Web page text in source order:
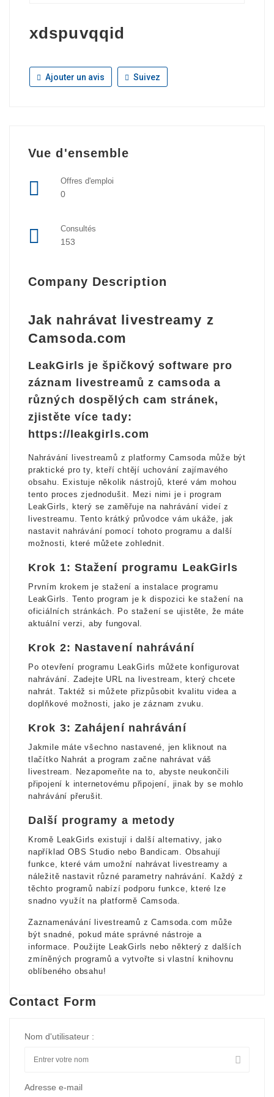
xdspuvqqid
Ajouter un avis Suivez
Vue d'ensemble
Offres d'emploi
0
Consultés
153
Company Description
Jak nahrávat livestreamy z
Camsoda.com
LeakGirls je špičkový software pro
záznam livestreamů z camsoda a
různých dospělých cam stránek,
zjistěte více tady:
https://leakgirls.com
Nahrávání livestreamů z platformy Camsoda může být
praktické pro ty, kteří chtějí uchování zajímavého
obsahu. Existuje několik nástrojů, které vám mohou
tento proces zjednodušit. Mezi nimi je i program
LeakGirls, který se zaměřuje na nahrávání videí z
livestreamu. Tento krátký průvodce vám ukáže, jak
nastavit nahrávání pomocí tohoto programu a další
možnosti, které můžete zohlednit.
Krok 1: Stažení programu LeakGirls
Prvním krokem je stažení a instalace programu
LeakGirls. Tento program je k dispozici ke stažení na
oficiálních stránkách. Po stažení se ujistěte, že máte
aktuální verzi, aby fungoval.
Krok 2: Nastavení nahrávání
Po otevření programu LeakGirls můžete konfigurovat
nahrávání. Zadejte URL na livestream, který chcete
nahrát. Taktéž si můžete přizpůsobit kvalitu videa a
doplňkové možnosti, jako je záznam zvuku.
Krok 3: Zahájení nahrávání
Jakmile máte všechno nastavené, jen kliknout na
tlačítko Nahrát a program začne nahrávat váš
livestream. Nezapomeňte na to, abyste neukončili
připojení k internetovému připojení, jinak by se mohlo
nahrávání přerušit.
Další programy a metody
Kromě LeakGirls existují i další alternativy, jako
například OBS Studio nebo Bandicam. Obsahují
funkce, které vám umožní nahrávat livestreamy a
náležitě nastavit různé parametry nahrávání. Každý z
těchto programů nabízí podporu funkce, které lze
snadno využít na platformě Camsoda.
Zaznamenávání livestreamů z Camsoda.com může
být snadné, pokud máte správné nástroje a
informace. Použijte LeakGirls nebo některý z dalších
zmíněných programů a vytvořte si vlastní knihovnu
oblíbeného obsahu!
Contact Form
Nom d'utilisateur :
Adresse e-mail